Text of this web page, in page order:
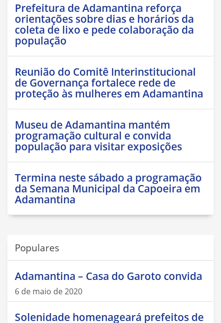
Prefeitura de Adamantina reforça
orientações sobre dias e horários da
coleta de lixo e pede colaboração da
população
Reunião do Comitê Interinstitucional
de Governança fortalece rede de
proteção às mulheres em Adamantina
Museu de Adamantina mantém
programação cultural e convida
população para visitar exposições
Termina neste sábado a programação
da Semana Municipal da Capoeira em
Adamantina
Populares
Adamantina – Casa do Garoto convida
6 de maio de 2020
Solenidade homenageará prefeitos de